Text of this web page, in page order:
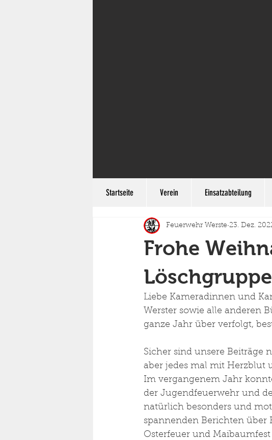
Frohe
Feuerwehr Werste 23. Dez.
Liebe Kameradinnen und
Werster sowie alle anderen
ganze Jahr über verfolgt,
Sicher sind unsere Beiträge
aber jedes mal mit Herzblut
Im vergangenem Jahr
der Jugendfeuerwehr und
natürlich besonders und
spannenden Berichten über
Osterfeuer und
Startseite Verein Einsatzabteilung